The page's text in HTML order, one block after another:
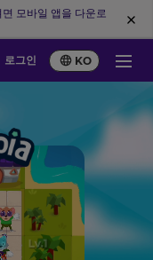
모바일 앱을 다운로
로그인 KO